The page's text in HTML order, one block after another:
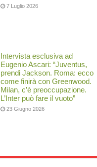
7 Luglio 2026
Intervista esclusiva ad
Eugenio Ascari: “Juventus,
prendi Jackson. Roma: ecco
come finirà con Greenwood.
Milan, c’è preoccupazione.
L’Inter può fare il vuoto”
23 Giugno 2026